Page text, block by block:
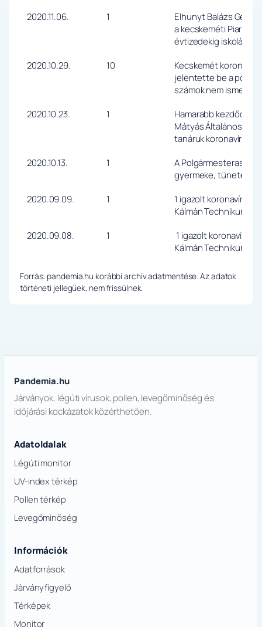
2020.11.06.
1
Elhunyt Balázs
a kecskeméti Piarista
évtizedekig iskolánk
2020.10.29.
10
Kecskemét
jelentette be a
számok nem ismertek
2020.10.23.
1
Hamarabb kezdődik
Mátyás Általános
tanáruk koronavírus
2020.10.13.
1
A
gyermeke, tünetekkel
2020.09.09.
1
1 igazolt koronavírus
Kálmán Technikum
2020.09.08.
1
1 igazolt koronavírus
Kálmán Technikum
Forrás: pandemia.hu korábbi archív adatmentése. Az adatok
történeti jellegűek, nem frissülnek.
Pandemia.hu
Járványok, légúti vírusok, pollen, levegőminőség és
időjárási kockázatok közérthetően.
Adatoldalak
Légúti monitor
UV-index térkép
Pollen térkép
Levegőminőség
Információk
Adatforrások
Járványfigyelő
Térképek
Monitor